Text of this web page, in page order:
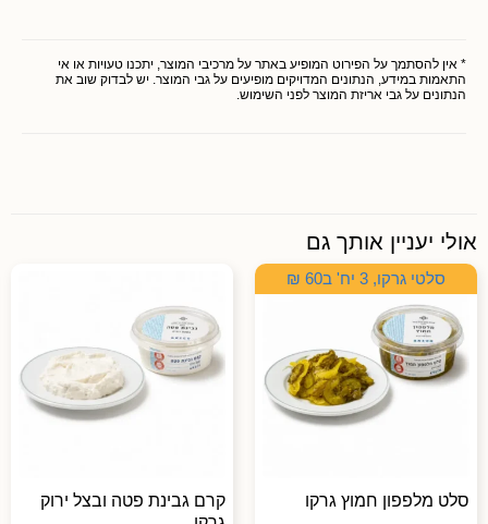
* אין להסתמך על הפירוט המופיע באתר על מרכיבי המוצר, יתכנו טעויות או אי
התאמות במידע, הנתונים המדויקים מופיעים על גבי המוצר. יש לבדוק שוב את
הנתונים על גבי אריזת המוצר לפני השימוש.
אולי יעניין אותך גם
סלטי גרקו, 3 יח' ב60 ₪
סלט מלפפון חמוץ גרקו
קרם גבינת פטה ובצל ירוק